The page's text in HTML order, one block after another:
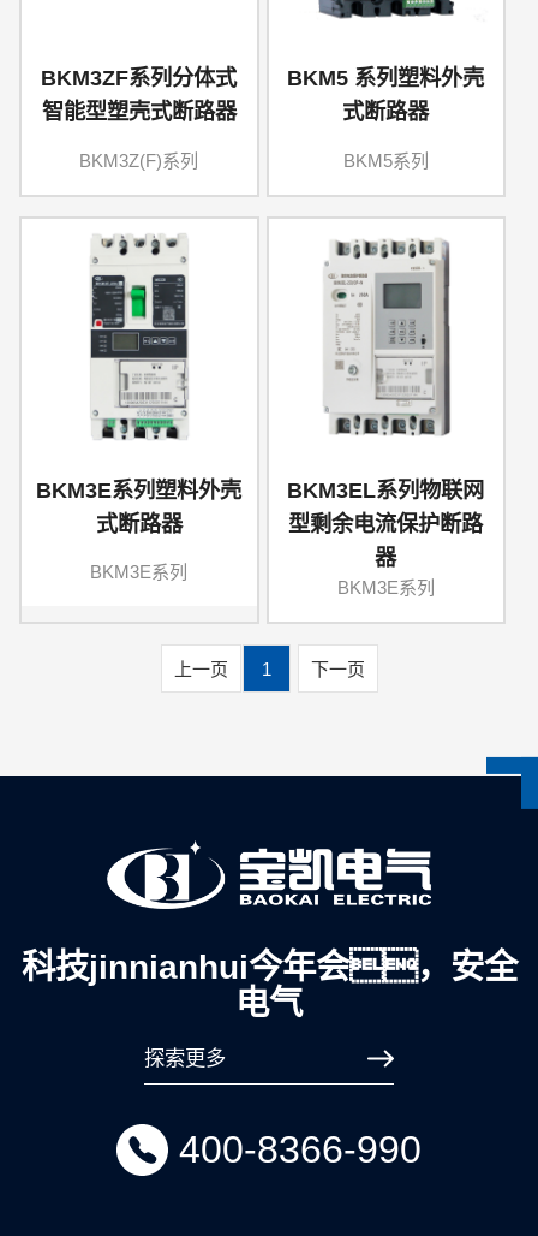
BKM3ZF系列分体式
智能型塑壳式断路器
BKM3Z(F)系列
BKM5 系列塑料外壳
式断路器
BKM5系列
BKM3E系列塑料外壳
式断路器
BKM3E系列
BKM3EL系列物联网
型剩余电流保护断路
器
BKM3E系列
上一页 1 下一页
科技jinnianhui今年会，安全
电气
探索更多
400-8366-990